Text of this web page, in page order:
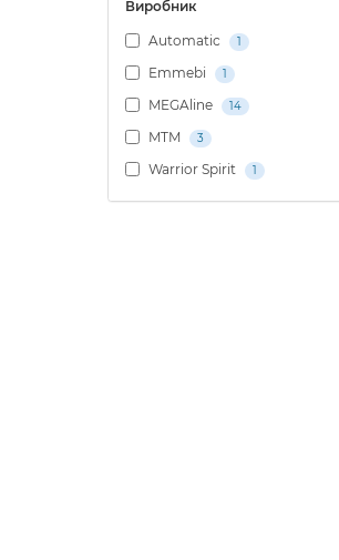
Виробник
Automatic 1
Emmebi 1
MEGAline 14
MTM 3
Warrior Spirit 1